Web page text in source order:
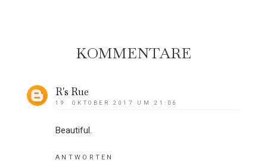
KOMMENTARE
R's Rue
19. OKTOBER 2017 UM 21:06
Beautiful.
ANTWORTEN